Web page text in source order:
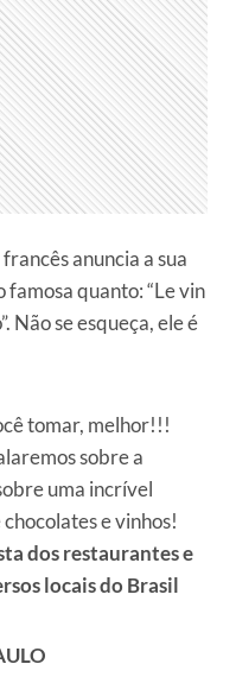
anuncia a sua
quanto: “Le vin
Não se esqueça, ele é
tomar, melhor!!!
sobre a
uma incrível
e vinhos!
dos restaurantes e
locais do Brasil